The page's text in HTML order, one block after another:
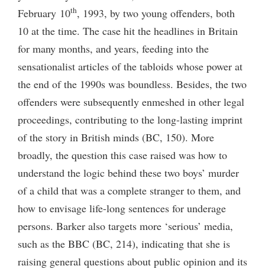
February 10th, 1993, by two young offenders, both
10 at the time. The case hit the headlines in Britain
for many months, and years, feeding into the
sensationalist articles of the tabloids whose power at
the end of the 1990s was boundless. Besides, the two
offenders were subsequently enmeshed in other legal
proceedings, contributing to the long-lasting imprint
of the story in British minds (BC, 150). More
broadly, the question this case raised was how to
understand the logic behind these two boys’ murder
of a child that was a complete stranger to them, and
how to envisage life-long sentences for underage
persons. Barker also targets more ‘serious’ media,
such as the BBC (BC, 214), indicating that she is
raising general questions about public opinion and its